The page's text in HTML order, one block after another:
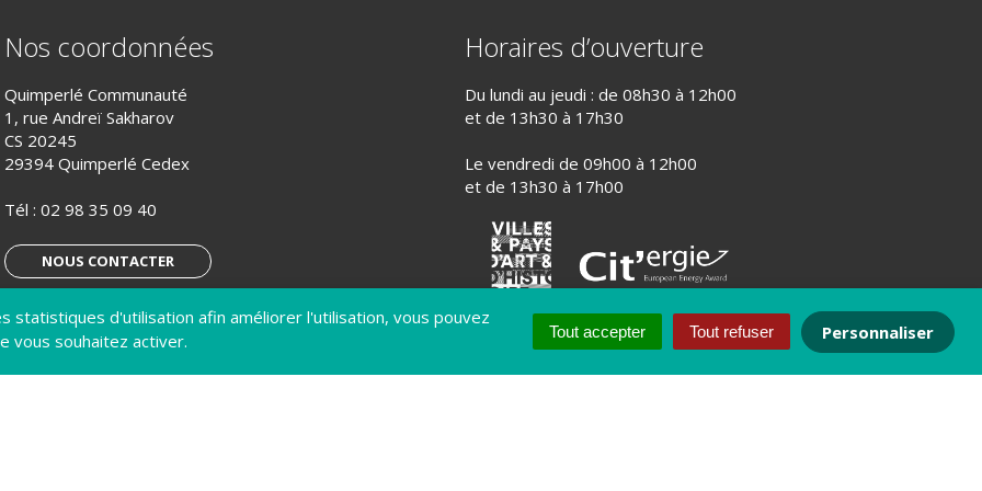
d'utilisation afin améliorer l'utilisation, vous pouvez
vous souhaitez activer.
Tout accepter Tout refuser Personnaliser
Nos coordonnées
Quimperlé Communauté
1, rue Andreï Sakharov
CS 20245
29394 Quimperlé Cedex
Tél : 02 98 35 09 40
NOUS CONTACTER
S’ABONNER À LA LETTRE D’INFO
Horaires d’ouverture
Du lundi au jeudi : de 08h30 à 12h00
et de 13h30 à 17h30
Le vendredi de 09h00 à 12h00
et de 13h30 à 17h00